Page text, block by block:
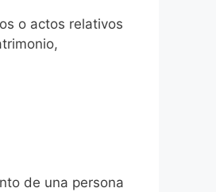
o actos relativos
de una persona